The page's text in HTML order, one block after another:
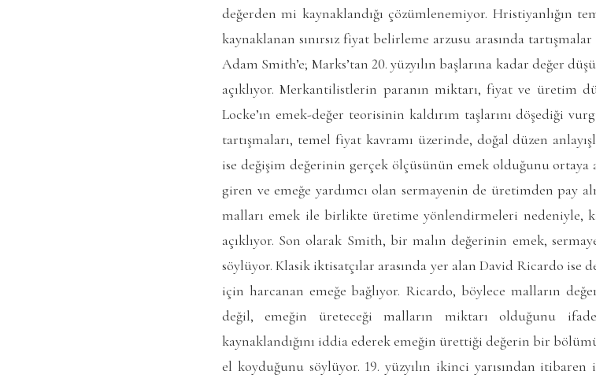
değerden mi kaynaklandığı çözümlenemiyor. Hristiyanlığın
kaynaklanan sınırsız fiyat belirleme arzusu arasında
Adam Smith’e; Marks’tan 20. yüzyılın başlarına kadar değer
açıklıyor. Merkantilistlerin paranın miktarı, fiyat ve üretim
Locke’ın emek-değer teorisinin kaldırım taşlarını döşediği
tartışmaları, temel fiyat kavramı üzerinde, doğal düzen
ise değişim değerinin gerçek ölçüsünün emek olduğunu ortaya
giren ve emeğe yardımcı olan sermayenin de üretimden pay
malları emek ile birlikte üretime yönlendirmeleri nedeniyle,
açıklıyor. Son olarak Smith, bir malın değerinin emek,
söylüyor. Klasik iktisatçılar arasında yer alan David Ricardo ise
için harcanan emeğe bağlıyor. Ricardo, böylece malların
değil, emeğin üreteceği malların miktarı olduğunu
kaynaklandığını iddia ederek emeğin ürettiği değerin bir
el koyduğunu söylüyor. 19. yüzyılın ikinci yarısından